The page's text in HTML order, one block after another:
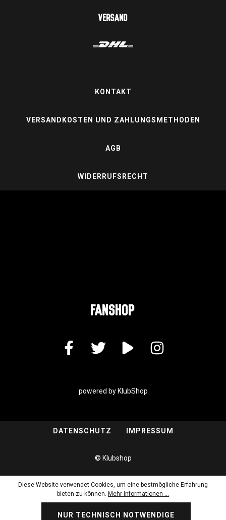
Versand
KONTAKT
VERSANDKOSTEN UND ZAHLUNGSMETHODEN
AGB
WIDERRUFSRECHT
FANSHOP
powered by KlubShop
DATENSCHUTZ IMPRESSUM
© Klubshop
Diese Website verwendet Cookies, um eine bestmögliche Erfahrung
bieten zu können. Mehr Informationen ...
NUR TECHNISCH NOTWENDIGE